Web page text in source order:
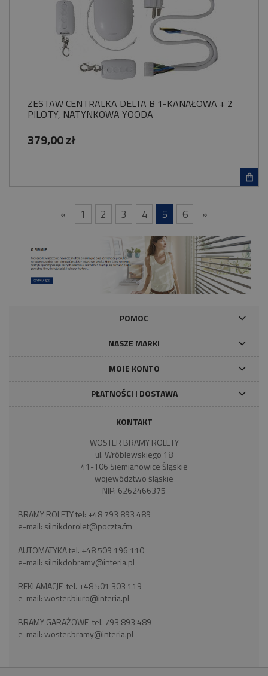
ZESTAW CENTRALKA DELTA B 1-KANAŁOWA + 2
PILOTY, NATYNKOWA YOODA
379,00 zł
« 1 2 3 4 5 6 »
POMOC
NASZE MARKI
MOJE KONTO
PŁATNOŚCI I DOSTAWA
KONTAKT
WOSTER BRAMY ROLETY
ul. Wróblewskiego 18
41-106 Siemianowice Śląskie
województwo śląskie
NIP: 6262466375
BRAMY ROLETY tel: +48 793 893 489
e-mail: silnikdorolet@poczta.fm
AUTOMATYKA tel. +48 509 196 110
e-mail: silnikdobramy@interia.pl
REKLAMACJE tel. +48 501 303 119
e-mail:woster.biuro@interia.pl
BRAMY GARAŻOWE tel. 793 893 489
e-mail:woster.bramy@interia.pl